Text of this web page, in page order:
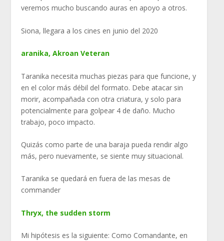
veremos mucho buscando auras en apoyo a otros.
Siona, llegara a los cines en junio del 2020
aranika, Akroan Veteran
Taranika necesita muchas piezas para que funcione, y
en el color más débil del formato. Debe atacar sin
morir, acompañada con otra criatura, y solo para
potencialmente para golpear 4 de daño. Mucho
trabajo, poco impacto.
Quizás como parte de una baraja pueda rendir algo
más, pero nuevamente, se siente muy situacional.
Taranika se quedará en fuera de las mesas de
commander
Thryx, the sudden storm
Mi hipótesis es la siguiente: Como Comandante, en